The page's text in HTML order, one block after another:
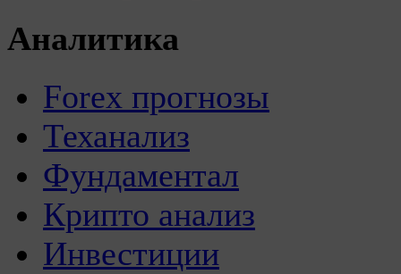
Аналитика
Forex прогнозы
Теханализ
Фундаментал
Крипто анализ
Инвестиции